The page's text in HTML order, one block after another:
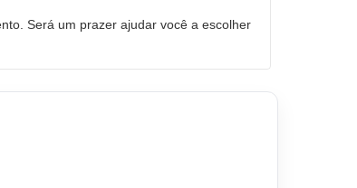
Será um prazer ajudar você a escolher